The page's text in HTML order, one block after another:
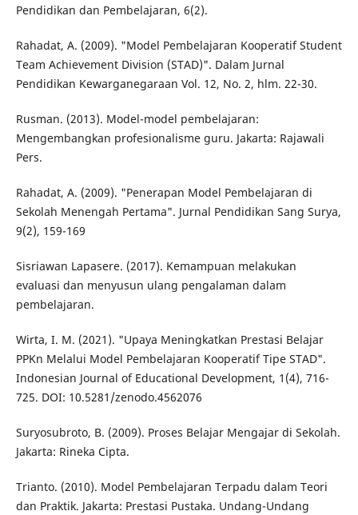
Pendidikan dan Pembelajaran, 6(2).
Rahadat, A. (2009). "Model Pembelajaran Kooperatif Student
Team Achievement Division (STAD)". Dalam Jurnal
Pendidikan Kewarganegaraan Vol. 12, No. 2, hlm. 22-30.
Rusman. (2013). Model-model pembelajaran:
Mengembangkan profesionalisme guru. Jakarta: Rajawali
Pers.
Rahadat, A. (2009). "Penerapan Model Pembelajaran di
Sekolah Menengah Pertama". Jurnal Pendidikan Sang Surya,
9(2), 159-169
Sisriawan Lapasere. (2017). Kemampuan melakukan
evaluasi dan menyusun ulang pengalaman dalam
pembelajaran.
Wirta, I. M. (2021). "Upaya Meningkatkan Prestasi Belajar
PPKn Melalui Model Pembelajaran Kooperatif Tipe STAD".
Indonesian Journal of Educational Development, 1(4), 716-
725. DOI: 10.5281/zenodo.4562076
Suryosubroto, B. (2009). Proses Belajar Mengajar di Sekolah.
Jakarta: Rineka Cipta.
Trianto. (2010). Model Pembelajaran Terpadu dalam Teori
dan Praktik. Jakarta: Prestasi Pustaka. Undang-Undang